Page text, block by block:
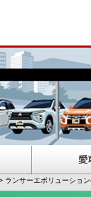
ランサーエボリューショ